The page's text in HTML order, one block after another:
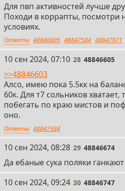
Для пвп активностей лучше
Походи в коррапты, посмотри
условиях.
Ответы 48846605 48847584 48847971
28
10 сен 2024, 07:10 28 48846605
>>48846603
Алсо, имею пока 5.5кк на
60к. Для т7 сольников хватает,
побегать по краю мистов и
оно.
Ответы 48847584
29
10 сен 2024, 08:28 29 48846674
Да ебаные сука поляки
30
10 сен 2024, 09:24 30 48846747